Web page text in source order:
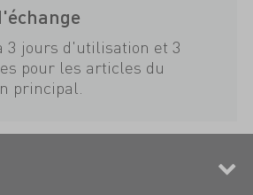
3 jours d'utilisation et 3
pour les articles du
principal.